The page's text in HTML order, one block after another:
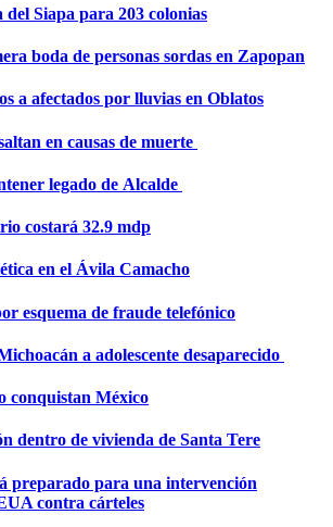
Siapa para 203 colonias
boda de personas sordas en Zapopan
a afectados por lluvias en Oblatos
en causas de muerte
legado de Alcalde
costará 32.9 mdp
en el Ávila Camacho
esquema de fraude telefónico
a adolescente desaparecido
conquistan México
dentro de vivienda de Santa Tere
preparado para una intervención
contra cárteles